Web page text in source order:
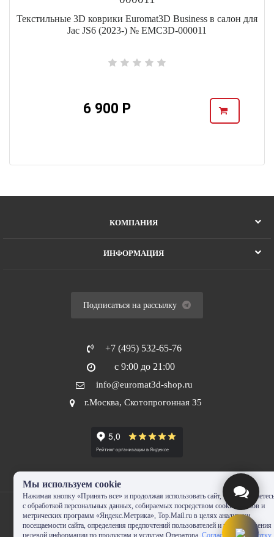
Текстильные 3D коврики Euromat3D Business в салон для
Jac JS6 (2023-) № EMC3D-000011
6 900 Р
КОМПАНИЯ
ИНФОРМАЦИЯ
Подписаться на рассылку
+7 (495) 532-65-76
с 9:00 до 21:00
info@euromat3d-shop.ru
г.Москва, Скотопрогонная 35
Мы используем cookie
Нажимая кнопку «Принять все» и продолжая использовать сайт, Вы
с обработкой персональных данных, собираемых посредством cookie-файлов и
метрических программ «Яндекс.Метрика», Top.Mail.ru в целях аналитики
посещаемости сайта, определения предпочтений пользователей и предоставления
целевой информации по продуктам и услугам Оператора.Согласие на обработку